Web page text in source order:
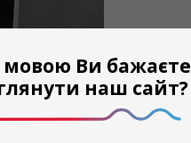
Ви бажаєте
наш сайт?